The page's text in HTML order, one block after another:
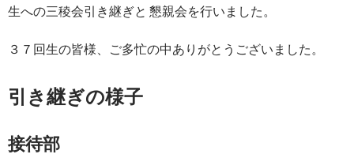
生への三稜会引き継ぎと 懇親会を行いました。
３７回生の皆様、ご多忙の中ありがとうございました。
引き継ぎの様子
接待部